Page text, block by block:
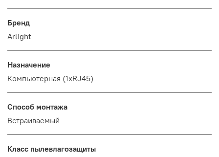
Бренд
Arlight
Назначение
Компьютерная (1хRJ45)
Способ монтажа
Встраиваемый
Класс пылевлагозащиты